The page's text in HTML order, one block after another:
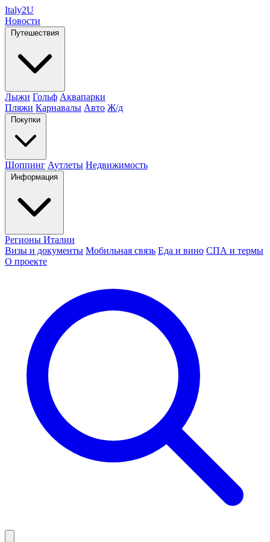
Italy2U
Новости
Путешествия
Лыжи Гольф Аквапарки
Пляжи Карнавалы Авто Ж/д
Покупки
Шоппинг Аутлеты Недвижимость
Информация
Регионы Италии
Визы и документы Мобильная связь Еда и вино СПА и термы
О проекте